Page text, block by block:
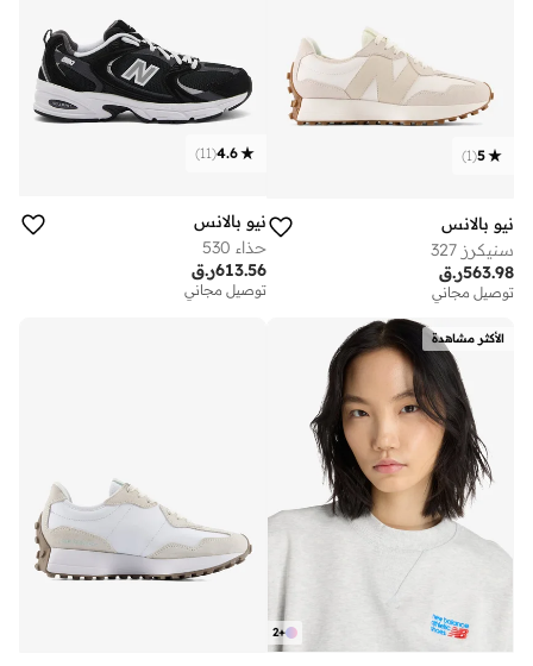
5
(
1
)
نيو بالانس
سنيكرز 327
ر.ق563.98
توصيل مجاني
4.6
(
11
)
نيو بالانس
حذاء 530
ر.ق613.56
توصيل مجاني
الأكثر مشاهدة
+
2